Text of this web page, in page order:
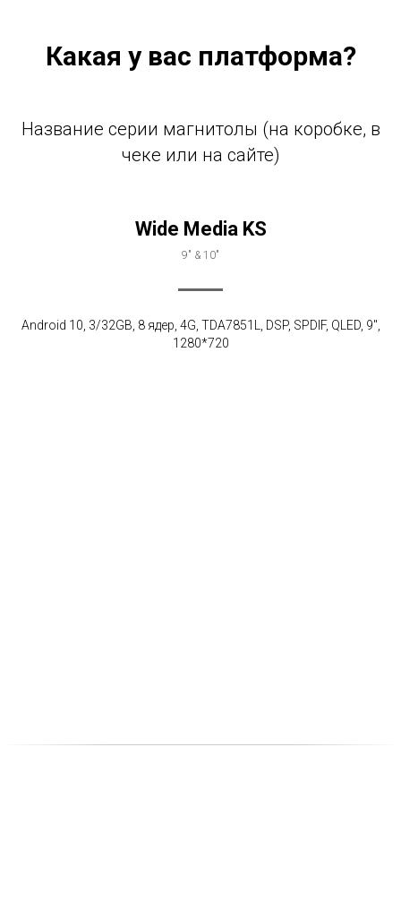
Какая у вас платформа?
Название серии магнитолы (на коробке, в
чеке или на сайте)
Wide Media KS
9" & 10"
Android 10, 3/32GB, 8 ядер, 4G, TDA7851L, DSP, SPDIF, QLED, 9",
1280*720